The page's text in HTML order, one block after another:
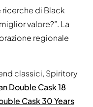
ricerche di Black
valore?”. La
regionale
classici, Spiritory
Double Cask 18
Cask 30 Years